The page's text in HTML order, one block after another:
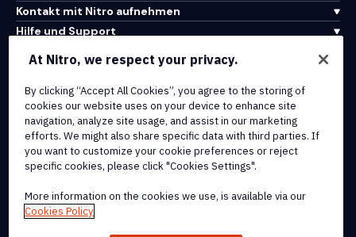
Kontakt mit Nitro aufnehmen
Hilfe und Support
Nutzungsbedingungen
Cookie-Richtlinie
Copyright-Richtlinie
Alle Bedingungen und Richtlinien
At Nitro, we respect your privacy.
By clicking “Accept All Cookies”, you agree to the storing of
cookies our website uses on your device to enhance site
navigation, analyze site usage, and assist in our marketing
efforts. We might also share specific data with third parties. If
you want to customize your cookie preferences or reject
specific cookies, please click "Cookies Settings".
More information on the cookies we use, is available via our
Cookies Policy